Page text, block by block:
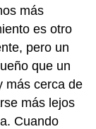
más
es otro
pero un
que un
más cerca de
más lejos
Cuando